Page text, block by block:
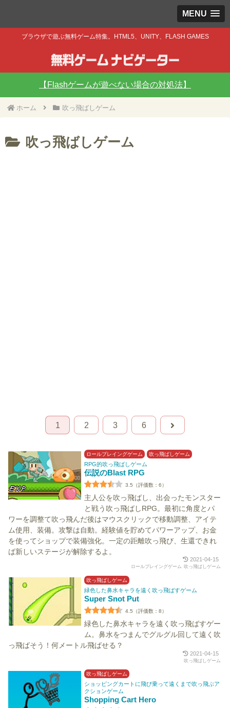
MENU
ブラウザで遊ぶ無料ゲーム特集。HTML5、UNITY、FLASH GAMES
【Flashゲームが遊べない場合の対処法】
ホーム 吹っ飛ばしゲーム
吹っ飛ばしゲーム
1 2 3 6
ロールプレイングゲーム 吹っ飛ばしゲーム
RPG的吹っ飛ばしゲーム
伝説のBlast RPG
3.5（評価数：6）
主人公を吹っ飛ばし、出会ったモンスター
と戦う吹っ飛ばしRPG。最初に角度とパ
ワーを調整て吹っ飛んだ後はマウスクリックで移動調整、アイテ
ム使用、装備。攻撃は自動。経験値を貯めてパワーアップ、お金
を使ってショップで装備強化。一定の距離吹っ飛び、生還できれ
ば新しいステージが解除するよ。
2021-04-15
ロールプレイングゲーム 吹っ飛ばしゲーム
吹っ飛ばしゲーム
緑色した鼻水キャラを遠く吹っ飛ばすゲーム
Super Snot Put
4.5（評価数：8）
緑色した鼻水キャラを遠く吹っ飛ばすゲー
ム。鼻水をつまんでグルグル回して遠く吹
っ飛ばそう！何メートル飛ばせる？
2021-04-15
吹っ飛ばしゲーム
吹っ飛ばしゲーム
ショッピングカートに飛び乗って遠くまで吹っ飛ぶア
クションゲーム
Shopping Cart Hero